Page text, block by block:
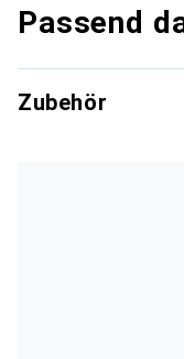
Passend
Zubehör